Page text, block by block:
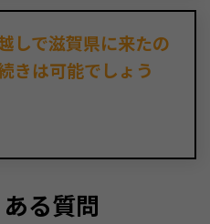
しで滋賀県に来たの
きは可能でしょう
る質問